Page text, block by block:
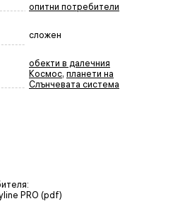
опитни потребители
сложен
обекти в далечния
Космос, планети на
Слънчевата система
PRO (pdf)